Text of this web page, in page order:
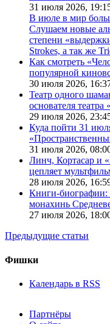
31 июля 2026,
В июле в мир
Слушаем новые
степени
Strokes, а так же
Как смотреть
популярной
30 июля 2026,
Театр одного
основателя
29 июля 2026,
Куда пойти 31
31 июля 2026,
Линч, Кортасар и
цепляет
28 июля 2026,
Книги-биографии:
монахинь
27 июля 2026,
Предыдущие статьи
Фишки
Календарь в RSS
Партнёры